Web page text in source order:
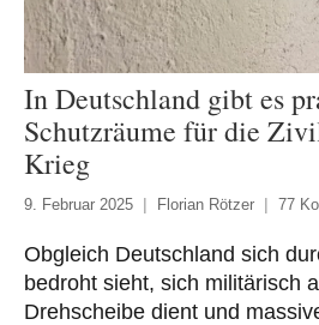
In Deutschland gibt es
Schutzräume für die
Krieg
9. Februar 2025 Florian Rötzer 77
Obgleich Deutschland sich
bedroht sieht, sich militärisch
Drehscheibe dient und